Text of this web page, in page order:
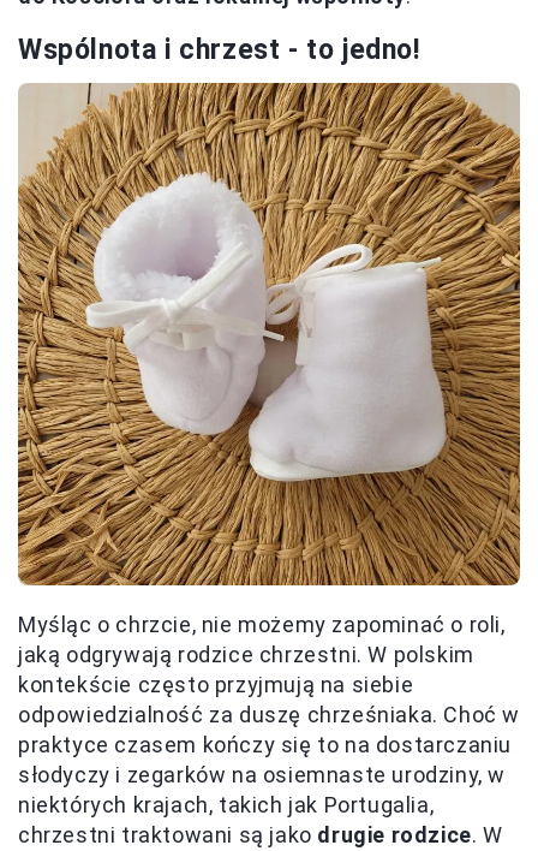
Wspólnota i chrzest - to jedno!
Myśląc o chrzcie, nie możemy zapominać o roli,
jaką odgrywają rodzice chrzestni. W polskim
kontekście często przyjmują na siebie
odpowiedzialność za duszę chrześniaka. Choć w
praktyce czasem kończy się to na dostarczaniu
słodyczy i zegarków na osiemnaste urodziny, w
niektórych krajach, takich jak Portugalia,
chrzestni traktowani są jako drugie rodzice. W